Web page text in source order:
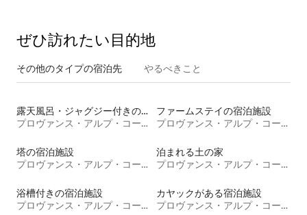
ぜひ訪⁠れ⁠た⁠い目⁠的⁠地
その他のタ⁠イ⁠プ⁠の宿⁠泊⁠先 やるべきこと
露天風呂・ジャグジー付きの宿泊施設
プロヴァンス・アルプ・コート・ダジュール地域圏
ファームステイの宿泊施設
プロヴァンス・アルプ・コート・ダジュール地域圏
塔の宿泊施設
プロヴァンス・アルプ・コート・ダジュール地域圏
泊まれる土の家
プロヴァンス・アルプ・コート・ダジュール地域圏
浴槽付きの宿泊施設
プロヴァンス・アルプ・コート・ダジュール地域圏
カヤックがある宿泊施設
プロヴァンス・アルプ・コート・ダジュール地域圏